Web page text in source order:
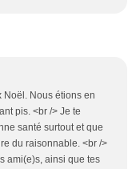
Noël. Nous étions en
pis. <br /> Je te
santé surtout et que
du raisonnable. <br />
ami(e)s, ainsi que tes